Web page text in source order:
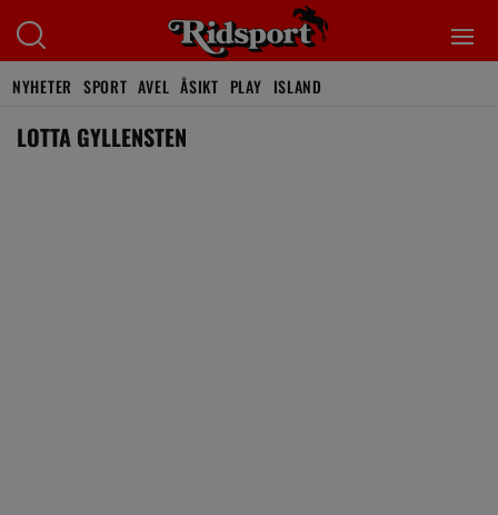
NYHETER SPORT AVEL ÅSIKT PLAY ISLAND
LOTTA GYLLENSTEN